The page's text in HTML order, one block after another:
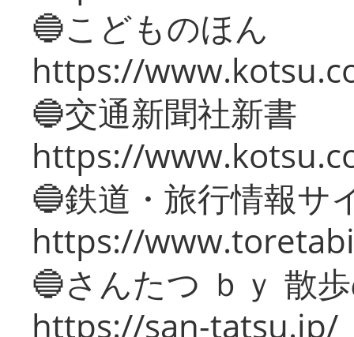
🔵こどものほん
https://
🔵交通新聞社新書
https://
🔵鉄道・旅行情報サ
https://
🔵さんたつ ｂｙ 散
https://san-tatsu.jp/